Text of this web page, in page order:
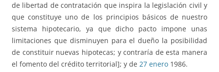
de libertad de contratación que inspira la legislación civil y
que constituye uno de los principios básicos de nuestro
sistema hipotecario, ya que dicho pacto impone unas
limitaciones que disminuyen para el dueño la posibilidad
de constituir nuevas hipotecas; y contraría de esta manera
el fomento del crédito territorial]; y de 27 enero 1986.